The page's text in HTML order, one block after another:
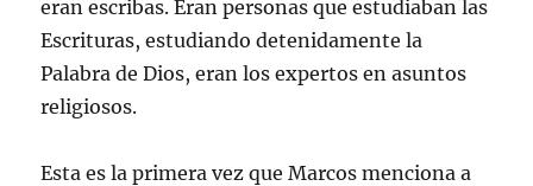
eran escribas. Eran personas que estudiaban las
Escrituras, estudiando detenidamente la
Palabra de Dios, eran los expertos en asuntos
religiosos.
Esta es la primera vez que Marcos menciona a